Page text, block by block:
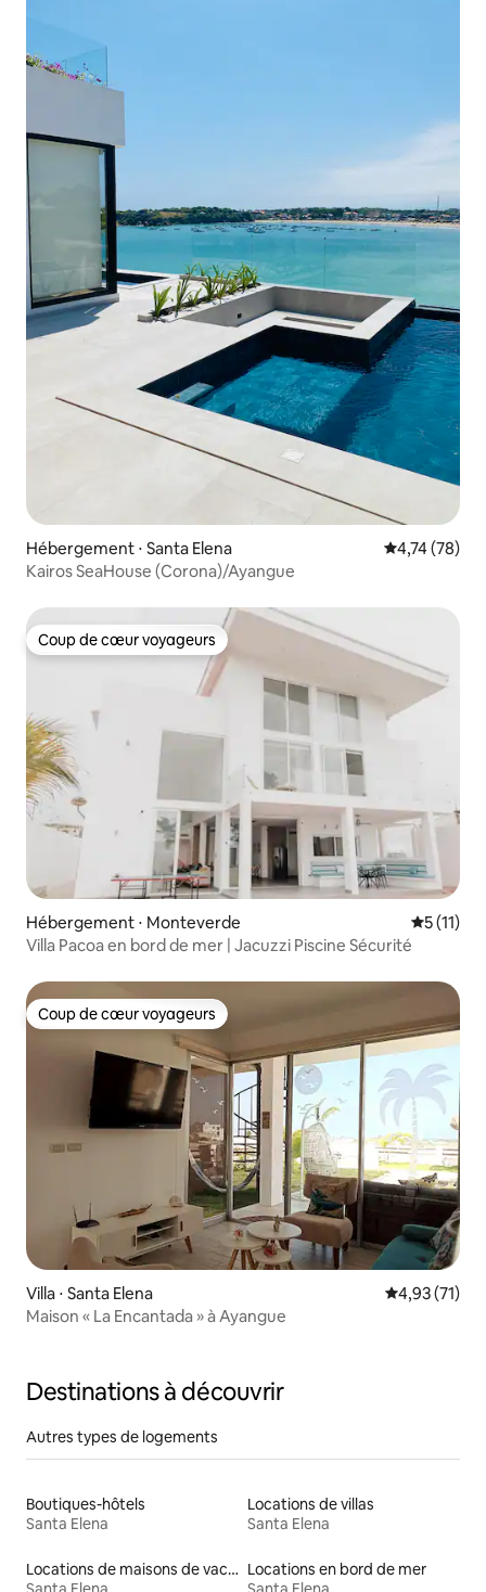
Hébergement ⋅ Santa Elena Évaluation
4,74 (78)
Kairos SeaHouse (Corona)/Ayangue
Coup de cœur voyageurs
Coup de cœur voyageurs
Hébergement ⋅ Monteverde
5 (11)
Villa Pacoa en bord de mer | Jacuzzi Piscine Sécurité
Coup de cœur voyageurs
Coup de cœur voyageurs
Villa ⋅ Santa Elena Évaluation
4,93 (71)
Maison « La Encantada » à Ayangue
Destinations à découvrir
Autres types de logements
Boutiques-hôtels
Santa Elena
Locations de villas
Santa Elena
Locations de maisons de vacances Locations en bord de mer